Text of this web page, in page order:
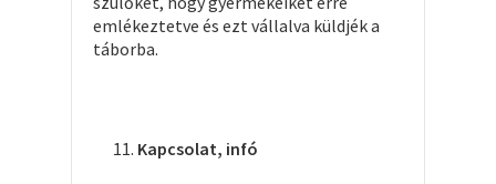
emlékeztetve és ezt vállalva küldjék a
táborba.
Kapcsolat, infó